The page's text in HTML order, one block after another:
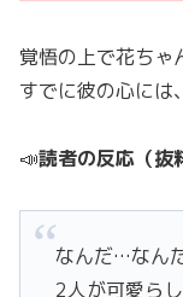
覚悟の上で花ちゃ
すでに彼の心には
📣読者の反応（抜
なんだ…なん
2人が可愛ら